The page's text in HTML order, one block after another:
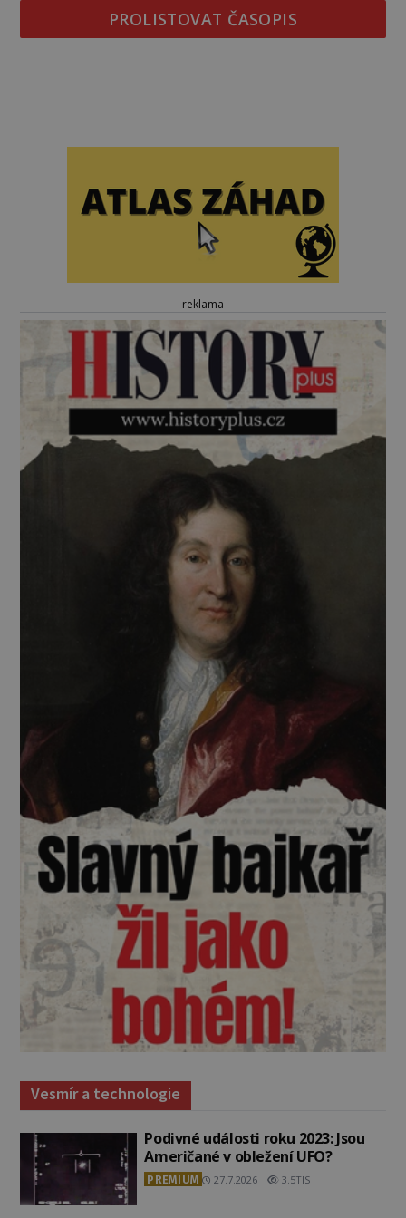
PROLISTOVAT ČASOPIS
reklama
Vesmír a technologie
Podivné události roku 2023: Jsou
Američané v obležení UFO?
PREMIUM 27.7.2026 3.5TIS